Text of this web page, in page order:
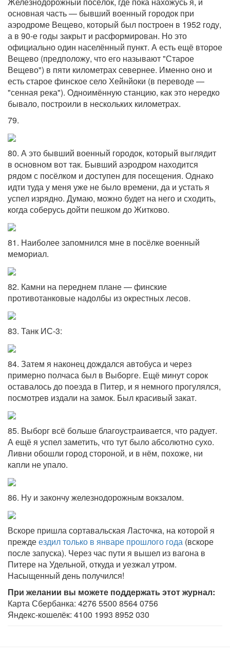
основная часть — бывший военный городок при
аэродроме Вещево, который был построен в 1952 году,
а в 90-е годы закрыт и расформирован. Но это
официально один населённый пункт. А есть ещё второе
Вещево (предположу, что его называют "Старое
Вещево") в пяти километрах севернее. Именно оно и
есть старое финское село Хейнйоки (в переводе —
"сенная река"). Одноимённую станцию, как это нередко
бывало, построили в нескольких километрах.
79.
80. А это бывший военный городок, который выглядит
в основном вот так. Бывший аэродром находится
рядом с посёлком и доступен для посещения. Однако
идти туда у меня уже не было времени, да и устать я
успел изрядно. Думаю, можно будет на него и сходить,
когда соберусь дойти пешком до Житково.
81. Наиболее запомнился мне в посёлке военный
мемориал.
82. Камни на переднем плане — финские
противотанковые надолбы из окрестных лесов.
83. Танк ИС-3:
84. Затем я наконец дождался автобуса и через
примерно полчаса был в Выборге. Ещё минут сорок
оставалось до поезда в Питер, и я немного прогулялся,
посмотрев издали на замок. Был красивый закат.
85. Выборг всё больше благоустраивается, что радует.
А ещё я успел заметить, что тут было абсолютно сухо.
Ливни обошли город стороной, и в нём, похоже, ни
капли не упало.
86. Ну и закончу железнодорожным вокзалом.
Вскоре пришла сортавальская Ласточка, на которой я
преждеездил только в январе прошлого года (вскоре
после запуска). Через час пути я вышел из вагона в
Питере на Удельной, откуда и уезжал утром.
Насыщенный день получился!
При желании вы можете поддержать этот журнал:
Карта Сбербанка: 4276 5500 8564 0756
Яндекс-кошелёк: 4100 1993 8952 030